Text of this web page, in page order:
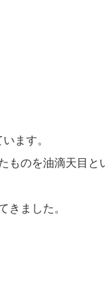
ます。
のを油滴天目と
きました。